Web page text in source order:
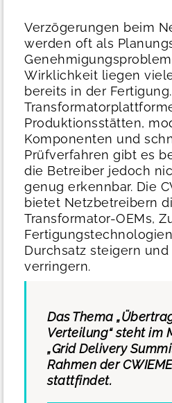
Verzögerungen beim
werden oft als
Wirklichkeit liegen
bereits in der Fertigung.
Produktionsstätten,
Komponenten und
Prüfverfahren gibt es
die Betreiber jedoch
genug erkennbar. Die
bietet Netzbetreibern
Transformator-OEMs,
Durchsatz steigern
verringern.
Das Thema
Verteilung“ steht im
„Grid Delivery
Rahmen der
stattfindet.